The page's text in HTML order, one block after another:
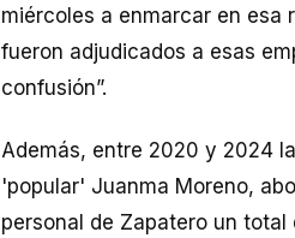
miércoles a enmarcar en esa
fueron adjudicados a esas
confusión”.
Además, entre 2020 y 2024
'popular' Juanma Moreno,
personal de Zapatero un